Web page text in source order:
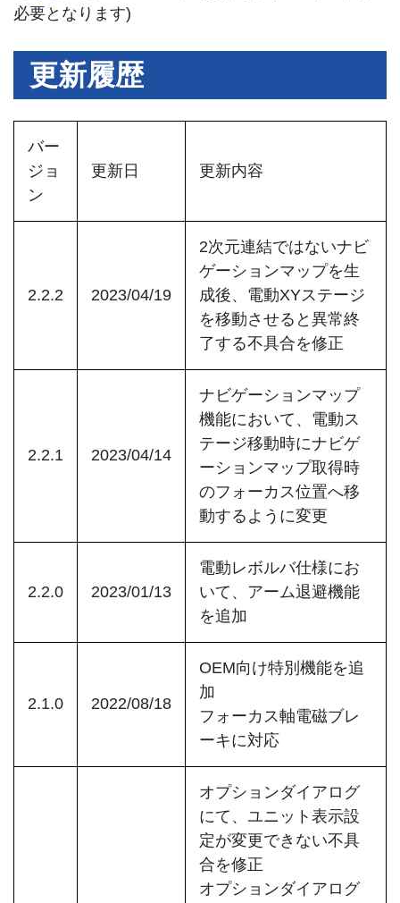
必要となります)
更新履歴
バー
ジョ
ン
更新日 更新内容
2.2.2 2023/04/19
2次元連結ではないナビ
ゲーションマップを生
成後、電動XYステージ
を移動させると異常終
了する不具合を修正
2.2.1 2023/04/14
ナビゲーションマップ
機能において、電動ス
テージ移動時にナビゲ
ーションマップ取得時
のフォーカス位置へ移
動するように変更
2.2.0 2023/01/13
電動レボルバ仕様にお
いて、アーム退避機能
を追加
2.1.0 2022/08/18
OEM向け特別機能を追
加
フォーカス軸電磁ブレ
ーキに対応
オプションダイアログ
にて、ユニット表示設
定が変更できない不具
合を修正
オプションダイアログ